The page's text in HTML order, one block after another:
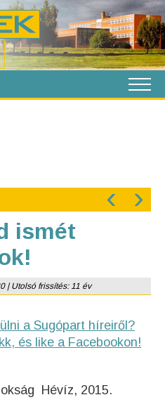
‹ ›
ismét
| Utolsó frissítés: 11 év
a Sugópart híreiről?
és like a Facebookon!
Hévíz, 2015.